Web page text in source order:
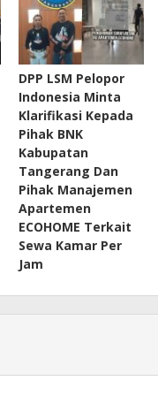
DPP LSM Pelopor
Indonesia Minta
Klarifikasi Kepada
Pihak BNK
Kabupatan
Tangerang Dan
Pihak Manajemen
Apartemen
ECOHOME Terkait
Sewa Kamar Per
Jam